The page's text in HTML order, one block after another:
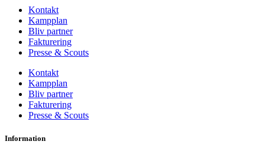
Kontakt
Kampplan
Bliv partner
Fakturering
Presse & Scouts
Kontakt
Kampplan
Bliv partner
Fakturering
Presse & Scouts
Information